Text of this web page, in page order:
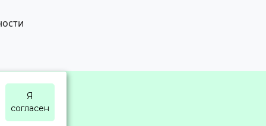
Я
согласен